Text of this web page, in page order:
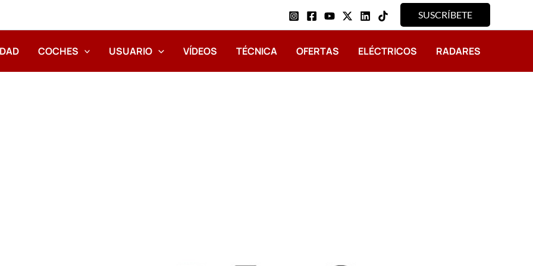
SUSCRÍBETE
COCHES USUARIO VÍDEOS TÉCNICA OFERTAS ELÉCTRICOS RADARES